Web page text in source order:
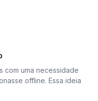
com uma necessidade
offline. Essa ideia